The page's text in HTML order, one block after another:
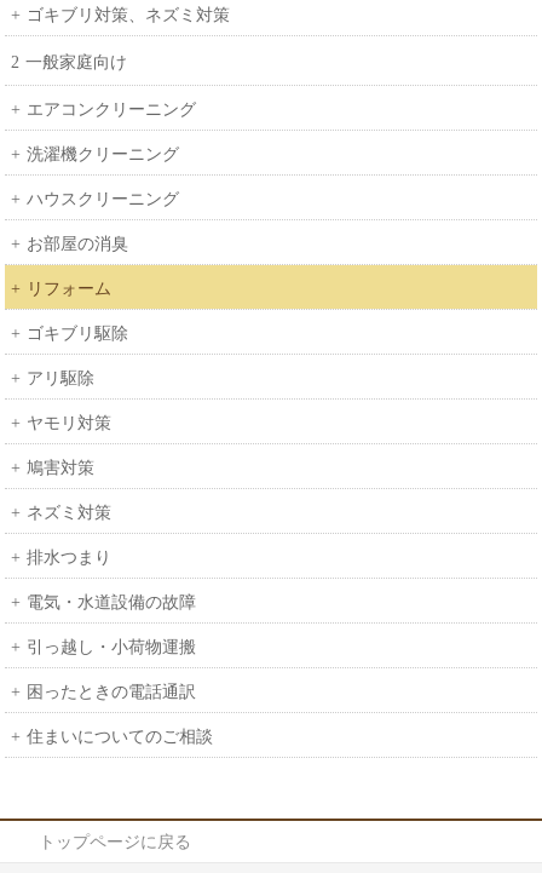
ゴキブリ対策、ネズミ対策
一般家庭向け
エアコンクリーニング
洗濯機クリーニング
ハウスクリーニング
お部屋の消臭
リフォーム
ゴキブリ駆除
アリ駆除
ヤモリ対策
鳩害対策
ネズミ対策
排水つまり
電気・水道設備の故障
引っ越し・小荷物運搬
困ったときの電話通訳
住まいについてのご相談
トップページに戻る